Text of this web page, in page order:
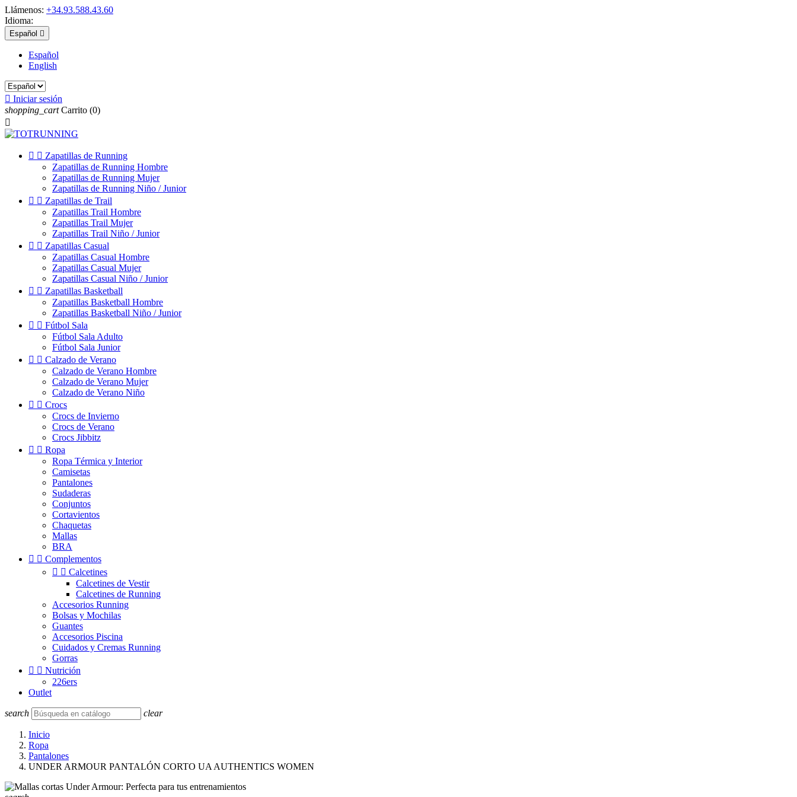
Llámenos: +34.93.588.43.60
Idioma:
Español 
Español
English
 Iniciar sesión
shopping_cart Carrito (0)

  Zapatillas de Running
Zapatillas de Running Hombre
Zapatillas de Running Mujer
Zapatillas de Running Niño / Junior
  Zapatillas de Trail
Zapatillas Trail Hombre
Zapatillas Trail Mujer
Zapatillas Trail Niño / Junior
  Zapatillas Casual
Zapatillas Casual Hombre
Zapatillas Casual Mujer
Zapatillas Casual Niño / Junior
  Zapatillas Basketball
Zapatillas Basketball Hombre
Zapatillas Basketball Niño / Junior
  Fútbol Sala
Fútbol Sala Adulto
Fútbol Sala Junior
  Calzado de Verano
Calzado de Verano Hombre
Calzado de Verano Mujer
Calzado de Verano Niño
  Crocs
Crocs de Invierno
Crocs de Verano
Crocs Jibbitz
  Ropa
Ropa Térmica y Interior
Camisetas
Pantalones
Sudaderas
Conjuntos
Cortavientos
Chaquetas
Mallas
BRA
  Complementos
  Calcetines
Calcetines de Vestir
Calcetines de Running
Accesorios Running
Bolsas y Mochilas
Guantes
Accesorios Piscina
Cuidados y Cremas Running
Gorras
  Nutrición
226ers
Outlet
search clear
Inicio
Ropa
Pantalones
UNDER ARMOUR PANTALÓN CORTO UA AUTHENTICS WOMEN